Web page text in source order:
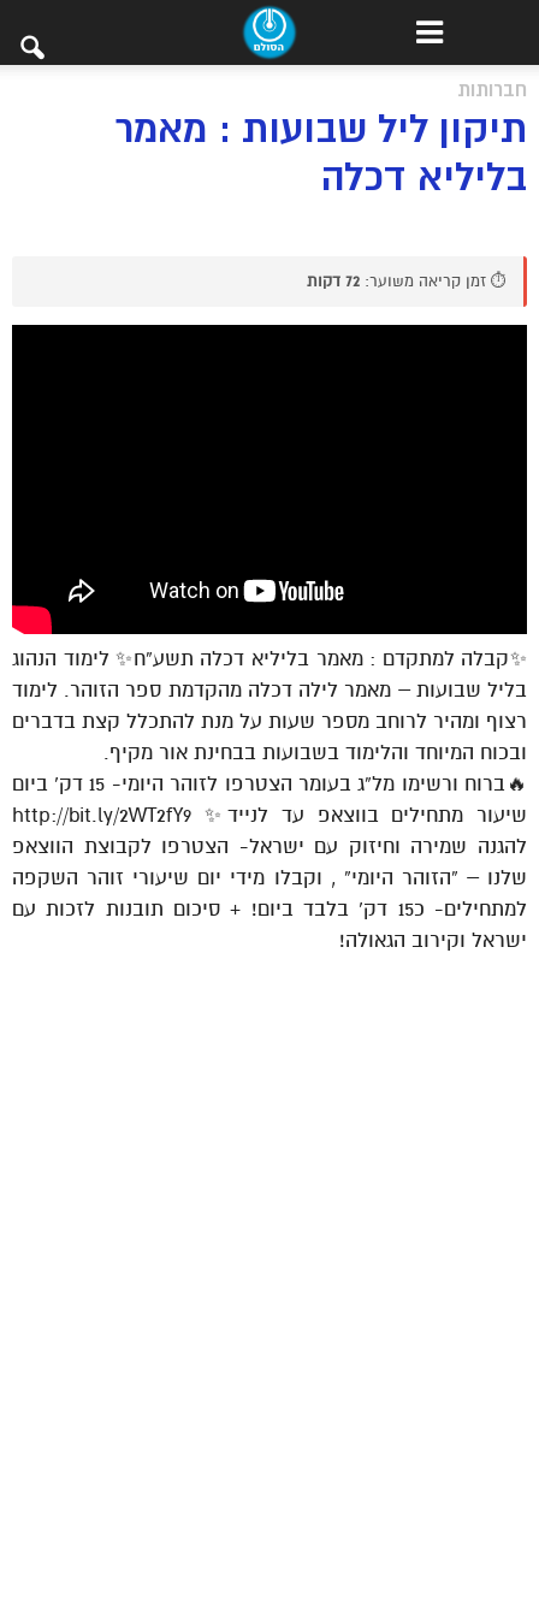
חברותות
תיקון ליל שבועות : מאמר
בליליא דכלה
⏱️ זמן קריאה משוער: 72 דקות
✨קבלה למתקדם : מאמר בליליא דכלה תשע”ח✨ לימוד הנהוג
בליל שבועות – מאמר לילה דכלה מהקדמת ספר הזוהר. לימוד
רצוף ומהיר לרוחב מספר שעות על מנת להתכלל קצת בדברים
ובכוח המיוחד והלימוד בשבועות בבחינת אור מקיף.
🔥ברוח ורשימו מל”ג בעומר הצטרפו לזוהר היומי- 15 דק’ ביום
שיעור מתחילים בווצאפ עד לנייד✨ http://bit.ly/2WT2fY9
להגנה שמירה וחיזוק עם ישראל- הצטרפו לקבוצת הווצאפ
שלנו – “הזוהר היומי” , וקבלו מידי יום שיעורי זוהר השקפה
למתחילים- כ15 דק’ בלבד ביום! + סיכום תובנות לזכות עם
ישראל וקירוב הגאולה!